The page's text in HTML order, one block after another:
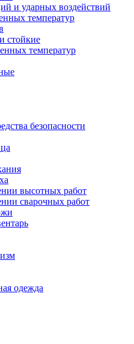
и ударных воздействий
температур
стойкие
температур
безопасности
высотных работ
сварочных работ
одежда